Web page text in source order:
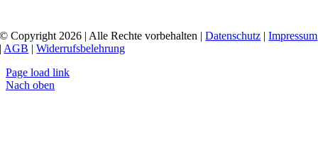
© Copyright 2026 | Alle Rechte vorbehalten |Datenschutz |Impressum
| AGB |Widerrufsbelehrung
Page load link
Nach oben